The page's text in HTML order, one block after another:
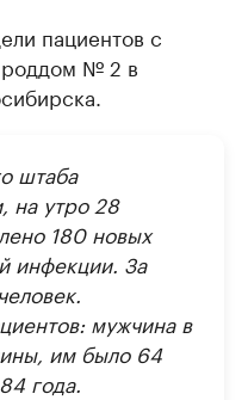
пациентов с
роддом № 2 в
штаба
на утро 28
180 новых
инфекции. За
мужчина в
им было 64
года.